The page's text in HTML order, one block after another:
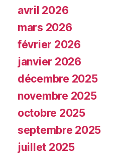
avril 2026
mars 2026
février 2026
janvier 2026
décembre 2025
novembre 2025
octobre 2025
septembre 2025
juillet 2025